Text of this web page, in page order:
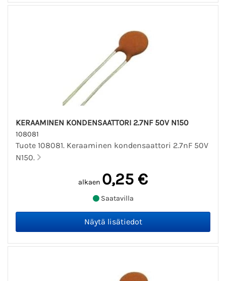
KERAAMINEN KONDENSAATTORI 2.7NF 50V N150
108081
Tuote 108081. Keraaminen kondensaattori 2.7nF 50V
N150.
alkaen 0,25 €
Saatavilla